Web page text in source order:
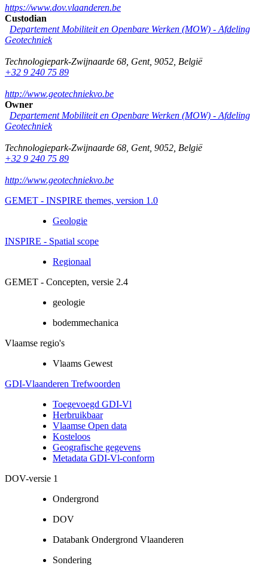
https://www.dov.vlaanderen.be
Custodian
Departement Mobiliteit en Openbare Werken (MOW) - Afdeling
Geotechniek
Technologiepark-Zwijnaarde 68 Gent, 9052 België
+32 9 240 75 89
http://www.geotechniekvo.be
Owner
Departement Mobiliteit en Openbare Werken (MOW) - Afdeling
Geotechniek
Technologiepark-Zwijnaarde 68 Gent, 9052 België
+32 9 240 75 89
http://www.geotechniekvo.be
GEMET - INSPIRE themes, version 1.0
Geologie
INSPIRE - Spatial scope
Regionaal
GEMET - Concepten, versie 2.4
geologie
bodemmechanica
Vlaamse regio's
Vlaams Gewest
GDI-Vlaanderen Trefwoorden
Toegevoegd GDI-Vl
Herbruikbaar
Vlaamse Open data
Kosteloos
Geografische gegevens
Metadata GDI-Vl-conform
DOV-versie 1
Ondergrond
DOV
Databank Ondergrond Vlaanderen
Sondering